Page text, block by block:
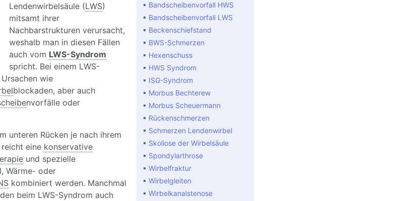
Lendenwirbelsäule (LWS)
mitsamt ihrer
Nachbarstrukturen verursacht,
weshalb man in diesen Fällen
auch vom LWS-Syndrom
spricht. Bei einem LWS-
wie
blockaden, aber auch
nvorfälle oder
unteren Rücken je nach ihrem
eine konservative
und spezielle
Wärme- oder
kombiniert werden. Manchmal
beim LWS-Syndrom auch
Bandscheibenvorfall HWS
Bandscheibenvorfall LWS
Beckenschiefstand
BWS-Schmerzen
Hexenschuss
HWS Syndrom
ISG-Syndrom
Morbus Bechterew
Morbus Scheuermann
Rückenschmerzen
Schmerzen Lendenwirbel
Skoliose der Wirbelsäule
Spondylarthrose
Wirbelfraktur
Wirbelgleiten
Wirbelkanalstenose